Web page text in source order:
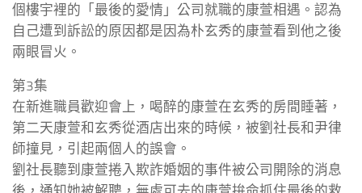
個樓宇裡的「最後的愛情」公司就職的康萱相遇。認為
自己遭到訴訟的原因都是因為朴玄秀的康萱看到他之後
兩眼冒火。
第3集
在新進職員歡迎會上，喝醉的康萱在玄秀的房間睡著，
第二天康萱和玄秀從酒店出來的時候，被劉社長和尹律
師撞見，引起兩個人的誤會。
劉社長聽到康萱捲入欺詐婚姻的事件被公司開除的消息